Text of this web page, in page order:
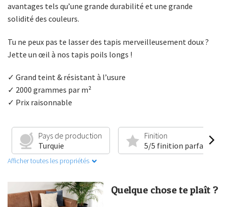
avantages tels qu’une grande durabilité et une grande
solidité des couleurs.
Tu ne peux pas te lasser des tapis merveilleusement doux ?
Jette un œil à nos tapis poils longs !
✓ Grand teint & résistant à l’usure
✓ 2000 grammes par m²
✓ Prix raisonnable
Pays de production
Turquie
Finition
5/5 finition parfaite
Afficher toutes les propriétés
Quelque chose te plaît ?